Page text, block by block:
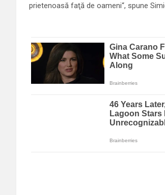
prietenoasă faţă de oameni“, spune